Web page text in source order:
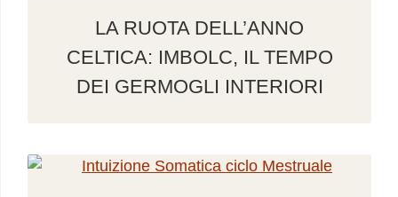
LA RUOTA DELL’ANNO
CELTICA: IMBOLC, IL TEMPO
DEI GERMOGLI INTERIORI